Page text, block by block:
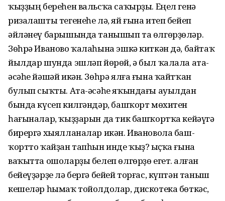
ҡыҙҙың береһен вальсҡа саҡырҙы. Еңел генә
ризалашты тегенеһе лә, яй ғына итеп бейеп
әйләнеү барышында танышып та өлгөрҙөләр.
Зөһрә Иваново ҡалаһына эшкә киткән дә, байтаҡ
йылдар шунда эшләп йөрөй, ә был ҡалала ата-
әсәһе йәшәй икән. Зөһрә ялға ғына ҡайтҡан
булып сыҡты. Ата-әсәһе яҡын­дағы ауылдан
бында күсеп килгәндәр, башҡорт мөхитен
һағыналар, ҡыҙҙарын да тик башҡортҡа кейәүгә
бирергә хыялланалар икән. Ивановола баш­
ҡортто ҡайҙан тапһын инде ҡыҙ? Ҡыҫҡа ғына
ваҡытта ошоларҙы белеп өлгөрҙө егет. Ҡалған
бейеүҙәрҙе лә бергә бейей торғас, күптән таныш
кешеләр һымаҡ тойолдолар, дискотека бөткәс,